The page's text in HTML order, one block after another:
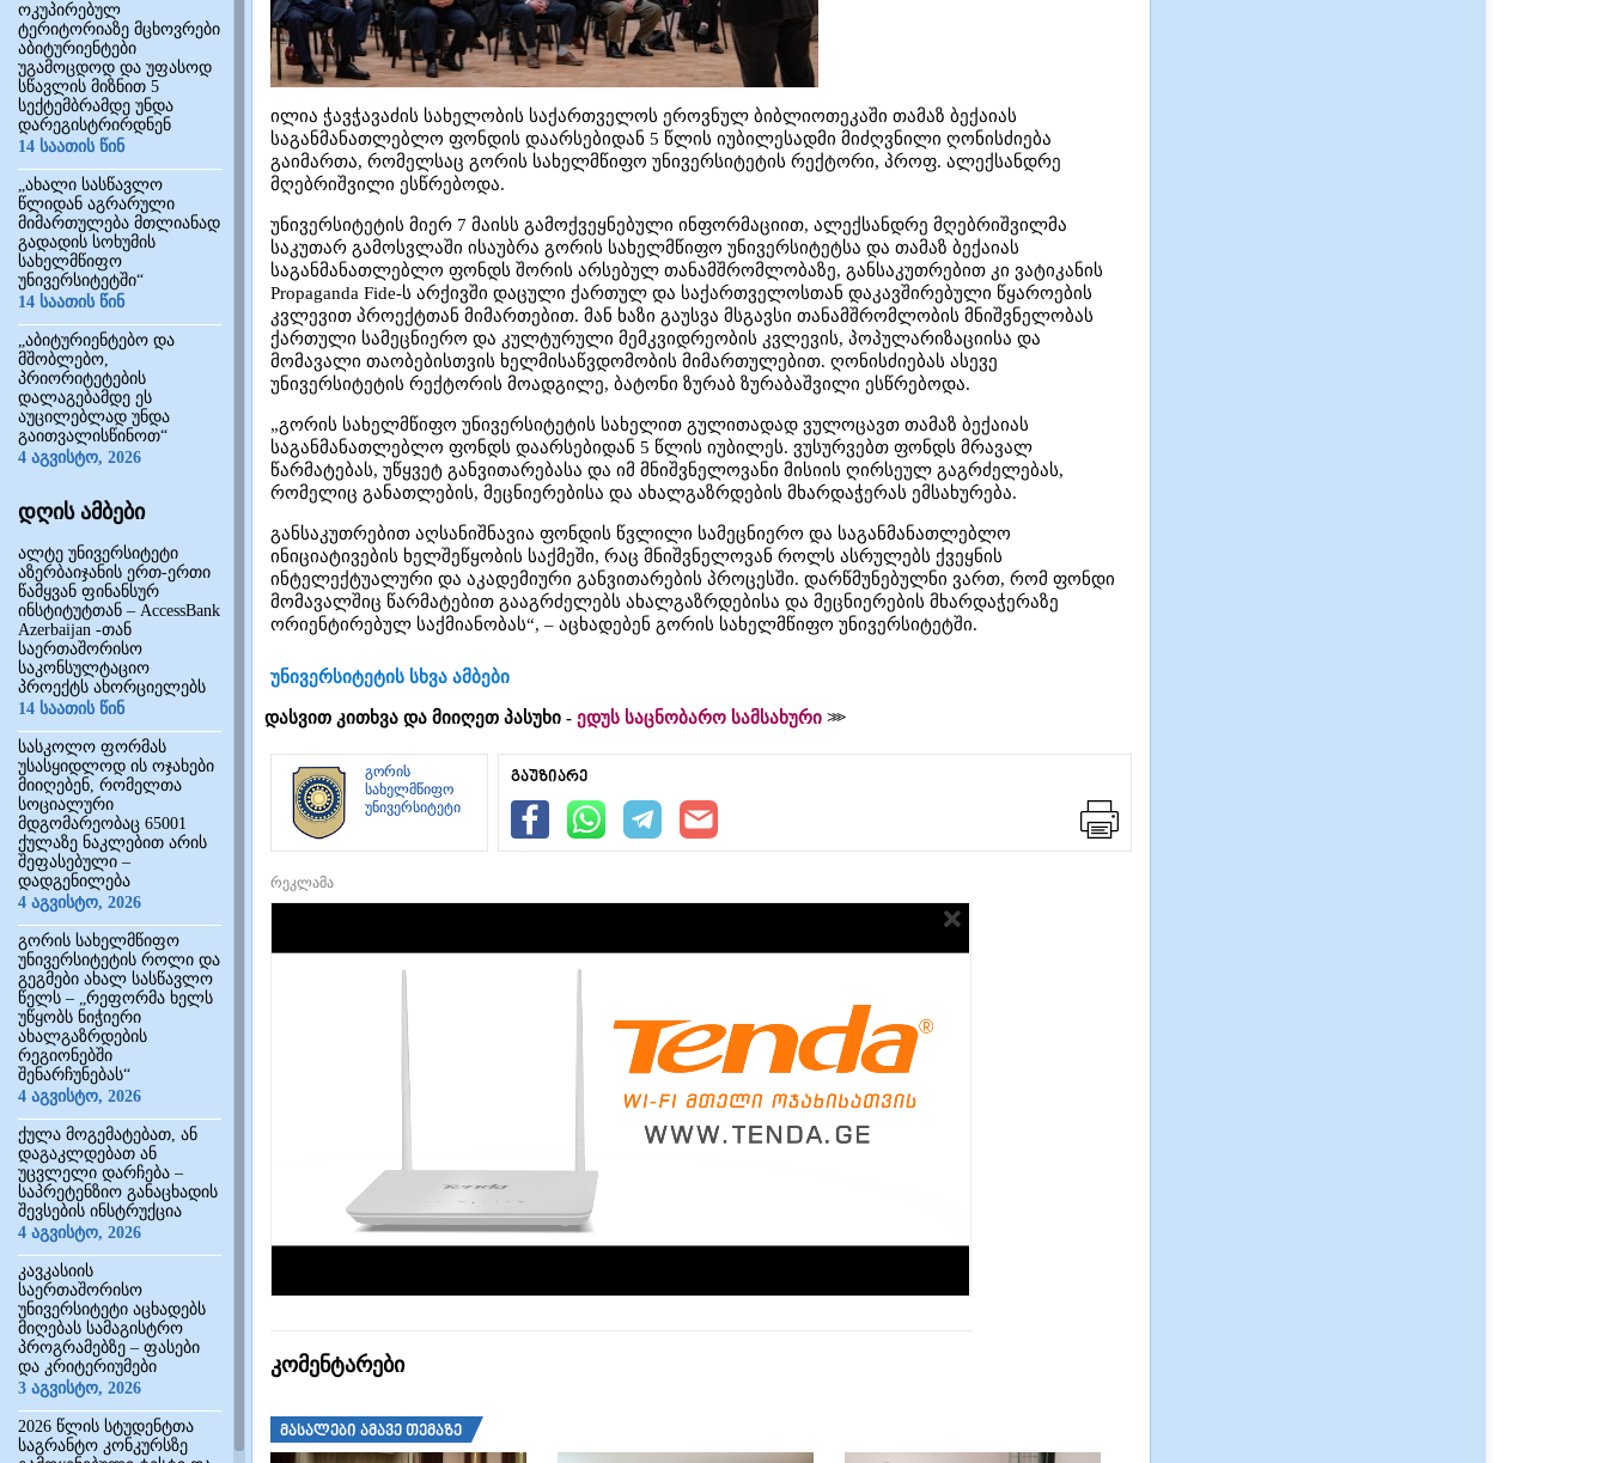
ოკუპირებულ
ტერიტორიაზე მცხოვრები
აბიტურიენტები
უგამოცდოდ და უფასოდ
სწავლის მიზნით 5
სექტემბრამდე უნდა
დარეგისტრირდნენ
14 საათის წინ
„ახალი სასწავლო
წლიდან აგრარული
მიმართულება მთლიანად
გადადის სოხუმის
სახელმწიფო
უნივერსიტეტში“
14 საათის წინ
„აბიტურიენტებო და
მშობლებო,
პრიორიტეტების
დალაგებამდე ეს
აუცილებლად უნდა
გაითვალისწინოთ“
4 აგვისტო, 2026
დღის ამბები
ალტე უნივერსიტეტი
აზერბაიჯანის ერთ-ერთი
წამყვან ფინანსურ
ინსტიტუტთან – AccessBank
Azerbaijan -თან
საერთაშორისო
საკონსულტაციო
პროექტს ახორციელებს
14 საათის წინ
სასკოლო ფორმას
უსასყიდლოდ ის ოჯახები
მიიღებენ, რომელთა
სოციალური
მდგომარეობაც 65001
ქულაზე ნაკლებით არის
შეფასებული –
დადგენილება
4 აგვისტო, 2026
გორის სახელმწიფო
უნივერსიტეტის როლი და
გეგმები ახალ სასწავლო
წელს – „რეფორმა ხელს
უწყობს ნიჭიერი
ახალგაზრდების
რეგიონებში
შენარჩუნებას“
4 აგვისტო, 2026
ქულა მოგემატებათ, ან
დაგაკლდებათ ან
უცვლელი დარჩება –
საპრეტენზიო განაცხადის
შევსების ინსტრუქცია
4 აგვისტო, 2026
კავკასიის
საერთაშორისო
უნივერსიტეტი აცხადებს
მიღებას სამაგისტრო
პროგრამებზე – ფასები
და კრიტერიუმები
3 აგვისტო, 2026
2026 წლის სტუდენტთა
საგრანტო კონკურსზე
ილია ჭავჭავაძის სახელობის საქართველოს ეროვნულ ბიბლიოთეკაში თამაზ ბექაიას
საგანმანათლებლო ფონდის დაარსებიდან 5 წლის იუბილესადმი მიძღვნილი ღონისძიება
გაიმართა, რომელსაც გორის სახელმწიფო უნივერსიტეტის რექტორი, პროფ. ალექსანდრე
მღებრიშვილი ესწრებოდა.
უნივერსიტეტის მიერ 7 მაისს გამოქვეყნებული ინფორმაციით, ალექსანდრე მღებრიშვილმა
საკუთარ გამოსვლაში ისაუბრა გორის სახელმწიფო უნივერსიტეტსა და თამაზ ბექაიას
საგანმანათლებლო ფონდს შორის არსებულ თანამშრომლობაზე, განსაკუთრებით კი ვატიკანის
Propaganda Fide-ს არქივში დაცული ქართულ და საქართველოსთან დაკავშირებული წყაროების
კვლევით პროექტთან მიმართებით. მან ხაზი გაუსვა მსგავსი თანამშრომლობის მნიშვნელობას
ქართული სამეცნიერო და კულტურული მემკვიდრეობის კვლევის, პოპულარიზაციისა და
მომავალი თაობებისთვის ხელმისაწვდომობის მიმართულებით. ღონისძიებას ასევე
უნივერსიტეტის რექტორის მოადგილე, ბატონი ზურაბ ზურაბაშვილი ესწრებოდა.
„გორის სახელმწიფო უნივერსიტეტის სახელით გულითადად ვულოცავთ თამაზ ბექაიას
საგანმანათლებლო ფონდს დაარსებიდან 5 წლის იუბილეს. ვუსურვებთ ფონდს მრავალ
წარმატებას, უწყვეტ განვითარებასა და იმ მნიშვნელოვანი მისიის ღირსეულ გაგრძელებას,
რომელიც განათლების, მეცნიერებისა და ახალგაზრდების მხარდაჭერას ემსახურება.
განსაკუთრებით აღსანიშნავია ფონდის წვლილი სამეცნიერო და საგანმანათლებლო
ინიციატივების ხელშეწყობის საქმეში, რაც მნიშვნელოვან როლს ასრულებს ქვეყნის
ინტელექტუალური და აკადემიური განვითარების პროცესში. დარწმუნებულნი ვართ, რომ ფონდი
მომავალშიც წარმატებით გააგრძელებს ახალგაზრდებისა და მეცნიერების მხარდაჭერაზე
ორიენტირებულ საქმიანობას“, – აცხადებენ გორის სახელმწიფო უნივერსიტეტში.
უნივერსიტეტის სხვა ამბები
დასვით კითხვა და მიიღეთ პასუხი - ედუს საცნობარო სამსახური
გორის
სახელმწიფო
უნივერსიტეტი
გაუზიარე
რეკლამა
კომენტარები
მასალები ამავე თემაზე